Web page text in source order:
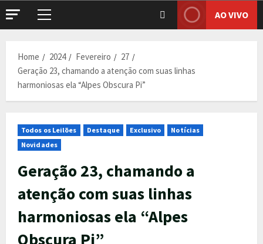
AO VIVO
Home 2024 Fevereiro
27
Geração 23, chamando a atenção com suas linhas
harmoniosas ela “Alpes Obscura Pi”
Todos os Leilões Destaque Exclusivo
Notícias
Novidades
Geração 23, chamando a
atenção com suas linhas
harmoniosas ela “Alpes
Obscura Pi”